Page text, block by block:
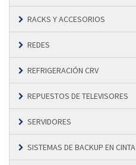
RACKS Y ACCESORIOS
REDES
REFRIGERACIÓN CRV
REPUESTOS DE TELEVISORES
SERVIDORES
SISTEMAS DE BACKUP EN CINTA